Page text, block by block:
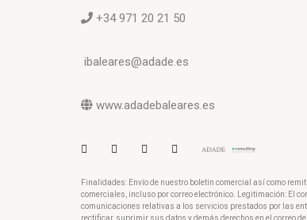
+34 971 20 21 50
ibaleares@adade.es
www.adadebaleares.es
Finalidades: Envío de nuestro boletín comercial así como
comerciales, incluso por correo electrónico. Legitimación: El
comunicaciones relativas a los servicios prestados por las
rectificar, suprimir sus datos y demás derechos en el correo